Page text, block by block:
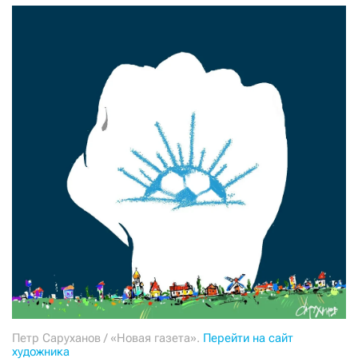
Петр Саруханов / «Новая газета». Перейти на сайт
художника
СТАТЬ СОУЧАСТНИКОМ
Если у вас есть вопросы, пишите donate@novayagazeta.ru
+7 (929) 612-03-68